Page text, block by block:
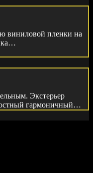
виниловой пленки на
Экстерьер
гармоничный…